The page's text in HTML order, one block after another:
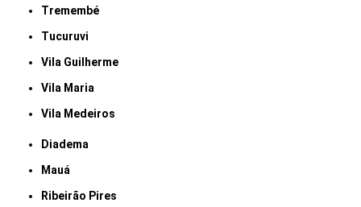
Tremembé
Tucuruvi
Vila Guilherme
Vila Maria
Vila Medeiros
Diadema
Mauá
Ribeirão Pires